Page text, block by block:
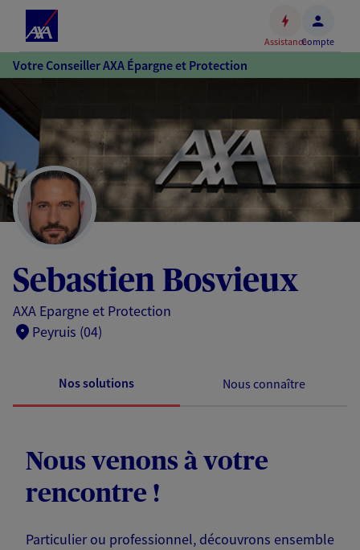
Accéder
au
Accéder
au
pied
de
page
AssistanceCompte
Votre Conseiller AXA Épargne et Protection
Sebastien Bosvieux
AXA Epargne et Protection
Peyruis (04)
Nos solutions Nous connaître
Nous venons à votre
rencontre !
Particulier ou professionnel, découvrons ensemble